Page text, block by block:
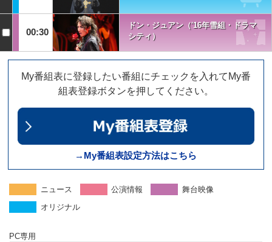
00:30
ドン・ジュアン（'16年雪組・ドラマ
シティ）
My番組表に登録したい番組にチェックを入れてMy番
組表登録ボタンを押してください。
→My番組表設定方法はこちら
ニュース 公演情報
舞台映像
オリジナル
PC専用